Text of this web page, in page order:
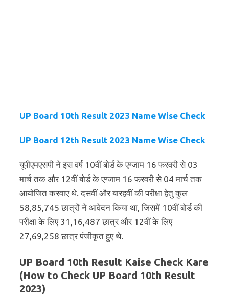
UP Board 10th Result 2023 Name Wise Check
UP Board 12th Result 2023 Name Wise Check
यूपीएमएसपी ने इस वर्ष 10वीं बोर्ड के एग्जाम 16 फरवरी से 03
मार्च तक और 12वीं बोर्ड के एग्जाम 16 फरवरी से 04 मार्च तक
आयोजित करवाए थे. दसवीं और बारहवीं की परीक्षा हेतु कुल
58,85,745 छात्रों ने आवेदन किया था, जिसमें 10वीं बोर्ड की
परीक्षा के लिए 31,16,487 छात्र और 12वीं के लिए
27,69,258 छात्र पंजीकृत हुए थे.
UP Board 10th Result Kaise Check Kare
(How to Check UP Board 10th Result
2023)